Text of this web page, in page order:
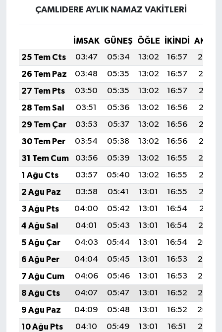
ÇAMLIDERE AYLIK NAMAZ VAKITLERI
İMSAK GÜNEŞ ÖĞLE İKINDI
25 Tem Cts
03:47 05:34 13:02 16:57
20:20
26 Tem Paz
03:48 05:35 13:02 16:57
20:19
27 Tem Pts
03:50 05:35 13:02 16:57
20:18
28 Tem Sal
03:51 05:36 13:02 16:56
20:17
29 Tem Çar
03:53 05:37 13:02 16:56
20:16
30 Tem Per
03:54 05:38 13:02 16:56
20:15
31 Tem Cum
03:56 05:39 13:02 16:55
20:14
1 Ağu Cts
03:57 05:40 13:02 16:55
20:13
2 Ağu Paz
03:58 05:41 13:01 16:55
20:12
3 Ağu Pts
04:00 05:42 13:01 16:54
20:11
4 Ağu Sal
04:01 05:43 13:01 16:54
20:10
5 Ağu Çar
04:03 05:44 13:01 16:54
20:09
6 Ağu Per
04:04 05:45 13:01 16:53
20:07
7 Ağu Cum
04:06 05:46 13:01 16:53
20:06
8 Ağu Cts
04:07 05:47 13:01 16:52
20:05
9 Ağu Paz
04:09 05:48 13:01 16:52
20:04
10 Ağu Pts
04:10 05:49 13:01 16:51
20:03